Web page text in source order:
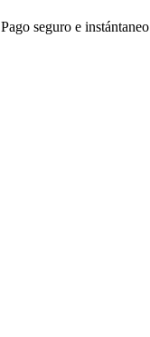
Pago seguro e instántaneo